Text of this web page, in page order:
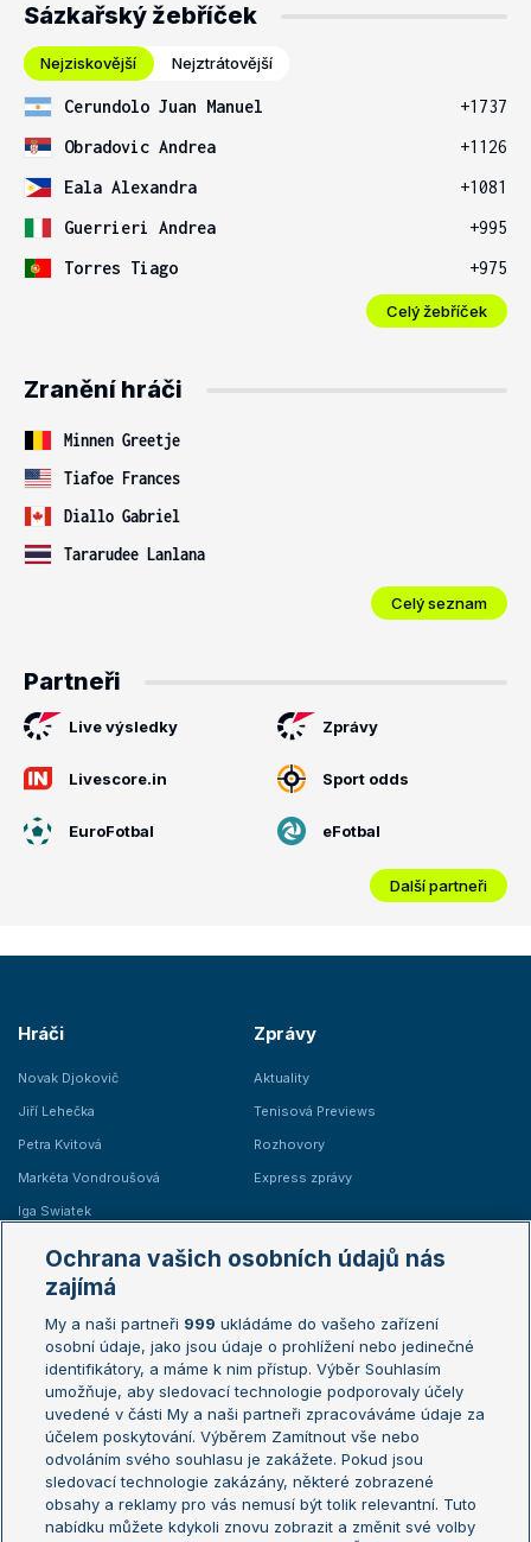
Sázkařský žebříček
Nejziskovější Nejztrátovější
Cerundolo Juan Manuel
+1737
Obradovic Andrea
+1126
Eala Alexandra
+1081
Guerrieri Andrea
+995
Torres Tiago
+975
Celý žebříček
Zranění hráči
Minnen Greetje
Tiafoe Frances
Diallo Gabriel
Tararudee Lanlana
Celý seznam
Partneři
Live výsledky Zprávy
Livescore.in Sport odds
EuroFotbal eFotbal
Další partneři
Hráči
Novak Djokovič
Jiří Lehečka
Petra Kvitová
Markéta Vondroušová
Iga Swiatek
Zprávy
Aktuality
Tenisová Previews
Rozhovory
Express zprávy
Žebříčky
Žebříček ATP (muži)
Žebříček WTA (ženy)
Sázkařský žebříček
Australian Open
French Open
Wimbledon
US Open
Turnaj mistrů
Turnaj mistryň
Aktualní trendy
Ochrana vašich osobních údajů nás
zajímá
My a naši partneři 999 ukládáme do vašeho zařízení
osobní údaje, jako jsou údaje o prohlížení nebo jedinečné
identifikátory, a máme k nim přístup. Výběr Souhlasím
umožňuje, aby sledovací technologie podporovaly účely
uvedené v části My a naši partneři zpracováváme údaje za
účelem poskytování. Výběrem Zamítnout vše nebo
odvoláním svého souhlasu je zakážete. Pokud jsou
sledovací technologie zakázány, některé zobrazené
obsahy a reklamy pro vás nemusí být tolik relevantní. Tuto
nabídku můžete kdykoli znovu zobrazit a změnit své volby